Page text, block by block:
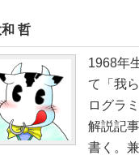
哲
1968年
て「我
ログラ
解説記
書く。